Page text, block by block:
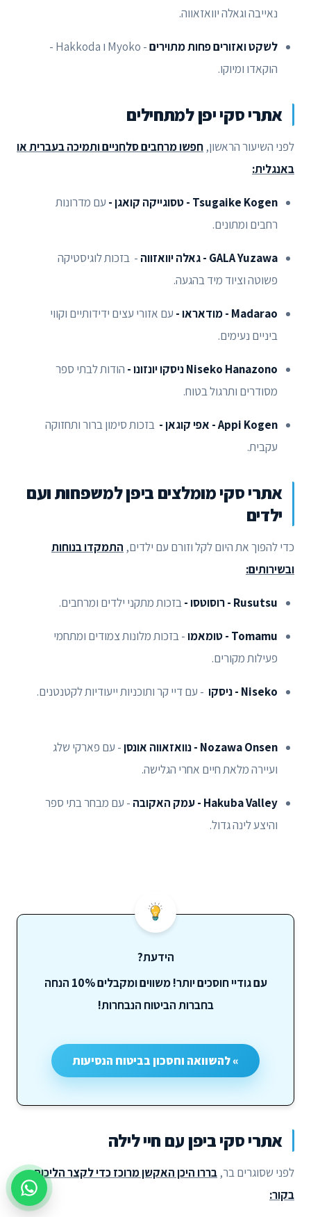
נאייבה וגאלה יוואזאווה.
לשקט ואזורים פחות מתוירים
- Myoko ו Hakkoda -
הוקאדו ומיוקו.
אתרי סקי יפן למתחילים
לפני השיעור הראשון, חפשו מרחבים סלחניים ותמיכה בעברית או
באנגלית:
Tsugaike Kogen - טסוגייקה קואגן -
עם מדרונות
רחבים ומתונים.
GALA Yuzawa - גאלה יוואזווה
- בזכות לוגיסטיקה
פשוטה וציוד מיד בהגעה.
Madarao - מודאראו -
עם אזורי עצים ידידותיים וקווי
ביניים נעימים.
Niseko Hanazono ניסקו יונזונו -
הודות לבתי ספר
מסודרים ותרגול בטוח.
Appi Kogen - אפי קוגאן -
בזכות סימון ברור ותחזוקה
עקבית.
אתרי סקי מומלצים ביפן למשפחות ועם
ילדים
כדי להפוך את היום לקל וזורם עם ילדים, התמקדו בנוחות
ובשירותים:
Rusutsu - רוסוטסו - בזכות מתקני ילדים ומרחבים.
Tomamu - טומאמו
- בזכות מלונות צמודים ומתחמי
פעילות מקורים.
Niseko - ניסקו - עם דיי קר ותוכניות ייעודיות לקטנטנים.
Nozawa Onsen - נוואזאווה אונסן
- עם פארקי שלג
ועיירה מלאת חיים אחרי הגלישה.
Hakuba Valley - עמק האקובה
- עם מבחר בתי ספר
והיצע לינה גדול.
הידעת?
עם גודיי חוסכים יותר! משווים ומקבלים 10% הנחה
בחברות הביטוח הנבחרות!
» להשוואה וחסכון בביטוח הנסיעות
אתרי סקי ביפן עם חיי לילה
לפני שסוגרים בר, בררו היכן האקשן מרוכז כדי לקצר הליכות
בקור:
צור